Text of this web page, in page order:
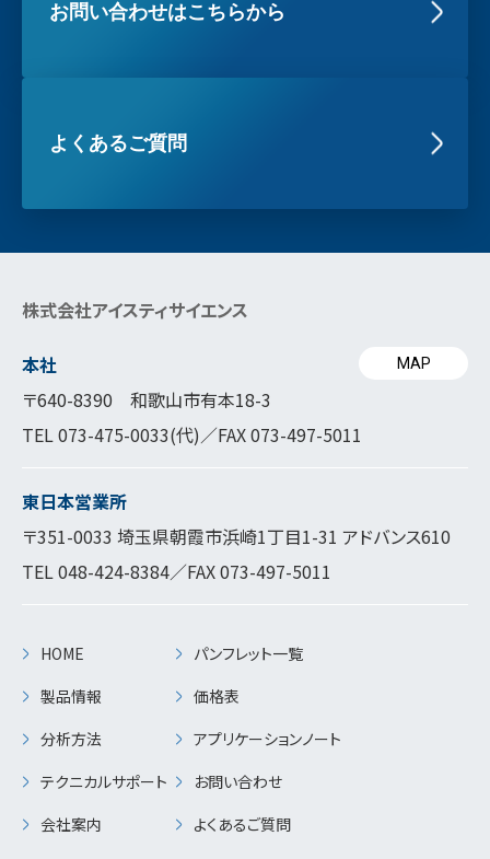
お問い合わせはこちらから
よくあるご質問
株式会社アイスティサイエンス
本社
〒640-8390 和歌山市有本18-3
TEL073-475-0033(代)／FAX 073-497-5011
MAP
東日本営業所
〒351-0033 埼玉県朝霞市浜崎1丁目1-31 アドバンス610
TEL048-424-8384／FAX 073-497-5011
HOME
製品情報
分析方法
テクニカルサポート
会社案内
パンフレット一覧
価格表
アプリケーションノート
お問い合わせ
よくあるご質問